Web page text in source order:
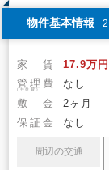
物件基本情報
家 賃 17.9万円
管理費
(共益費) なし
敷 金
2ヶ月
保証金
なし
周辺の交通